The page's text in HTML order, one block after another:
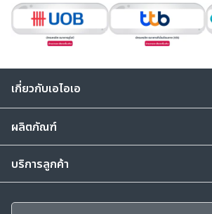
เกี่ยวกับเอไอเอ
ผลิตภัณฑ์
บริการลูกค้า